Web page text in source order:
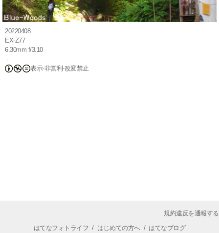
20220408
EX-Z77
6.30mm f/3.10
表示-非営利-改変禁止
規約違反を通報する
はてなフォトライフ / はじめての方へ/ はてなブログ